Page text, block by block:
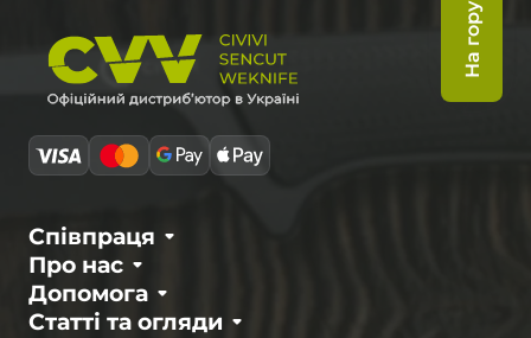
На гору
Про нас
Співпраця
Статті та огляди
Допомога